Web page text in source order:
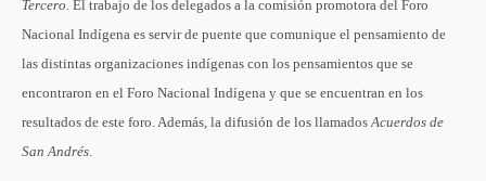
Tercero. El trabajo de los delegados a la comisión promotora del Foro
Nacional Indígena es servir de puente que comunique el pensamiento de
las distintas organizaciones indígenas con los pensamientos que se
encontraron en el Foro Nacional Indígena y que se encuentran en los
resultados de este foro. Además, la difusión de los llamadosAcuerdos de
San Andrés.